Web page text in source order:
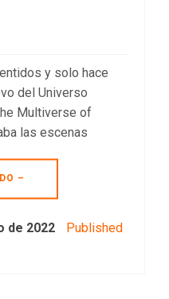
y solo hace
del Universo
Multiverse of
las escenas
–
de 2022
Published